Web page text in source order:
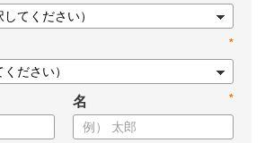
*
*
名